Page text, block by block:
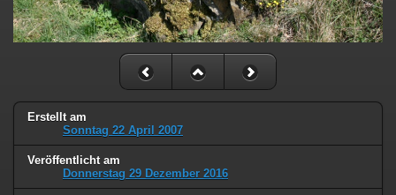
Erstellt am
Sonntag 22 April 2007
Veröffentlicht am
Donnerstag 29 Dezember 2016